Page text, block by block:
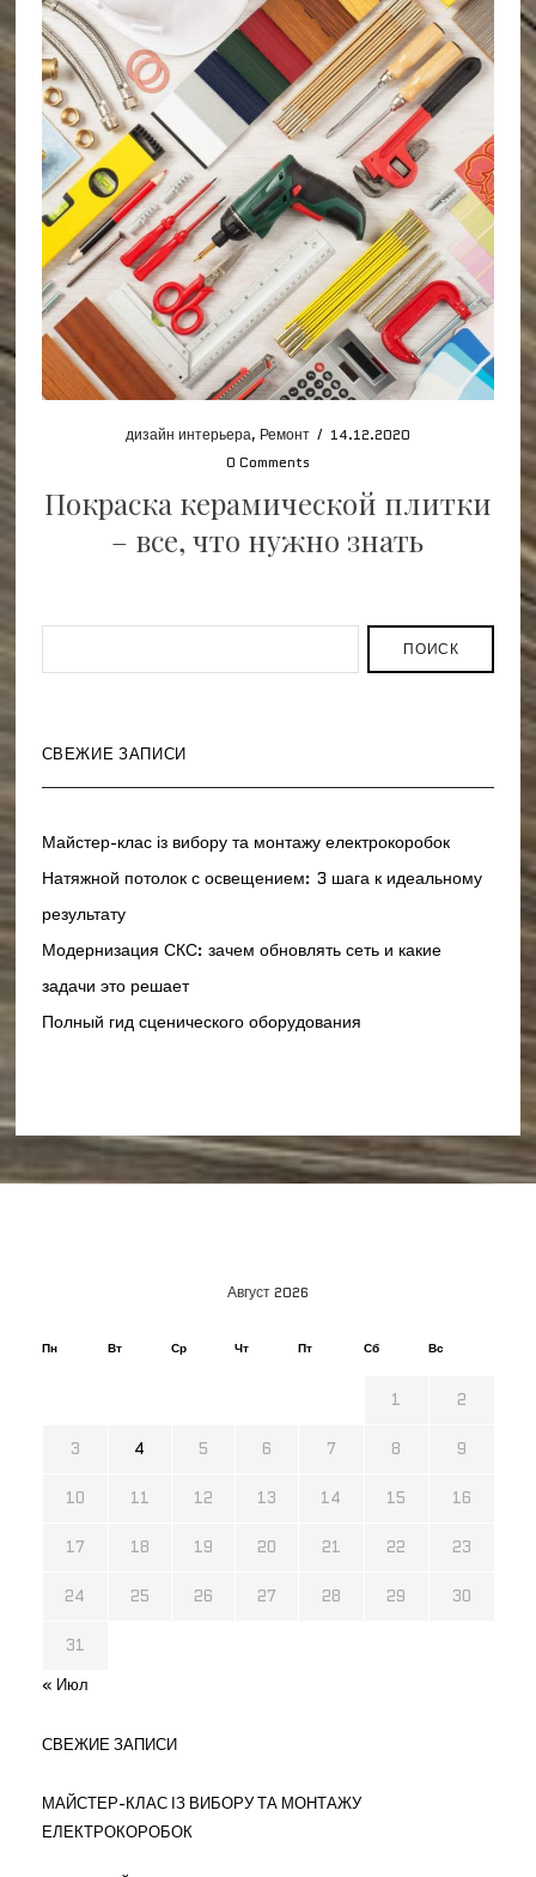
дизайн интерьера, Ремонт / 14.12.2020
0 Comments
Покраска керамической плитки
– все, что нужно знать
ПОИСК
СВЕЖИЕ ЗАПИСИ
Майстер-клас із вибору та монтажу електрокоробок
Натяжной потолок с освещением: 3 шага к идеальному
результату
Модернизация СКС: зачем обновлять сеть и какие
задачи это решает
Полный гид сценического оборудования
Август 2026
Пн Вт Ср Чт Пт Сб Вс
1 2
3 4 5 6 7 8 9
10 11 12 13 14 15 16
17 18 19 20 21 22 23
24 25 26 27 28 29 30
31
« Июл
СВЕЖИЕ ЗАПИСИ
МАЙСТЕР-КЛАС ІЗ ВИБОРУ ТА МОНТАЖУ
ЕЛЕКТРОКОРОБОК